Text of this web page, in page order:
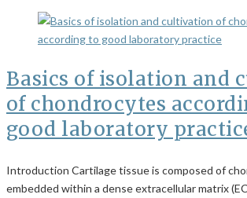
Basics of isolation and
of chondrocytes
good laboratory
Introduction Cartilage tissue is composed of
embedded within a dense extracellular matrix